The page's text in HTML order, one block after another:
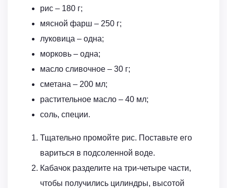
рис – 180 г;
мясной фарш – 250 г;
луковица – одна;
морковь – одна;
масло сливочное – 30 г;
сметана – 200 мл;
растительное масло – 40 мл;
соль, специи.
Тщательно промойте рис. Поставьте его
вариться в подсоленной воде.
Кабачок разделите на три-четыре части,
чтобы получились цилиндры, высотой